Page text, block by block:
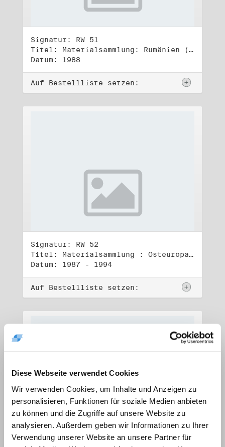
Diese Webseite verwendet Cookies
Wir verwenden Cookies, um Inhalte und Anzeigen zu
personalisieren, Funktionen für soziale Medien anbieten
zu können und die Zugriffe auf unsere Website zu
analysieren. Außerdem geben wir Informationen zu Ihrer
Verwendung unserer Website an unsere Partner für
Signatur: RW 51
Titel: Materialsammlung: Rumänien (2)
Datum: 1988
Auf Bestellliste setzen:
Signatur: RW 52
Titel: Materialsammlung : Osteuropa (1)
Datum: 1987 - 1994
Auf Bestellliste setzen: